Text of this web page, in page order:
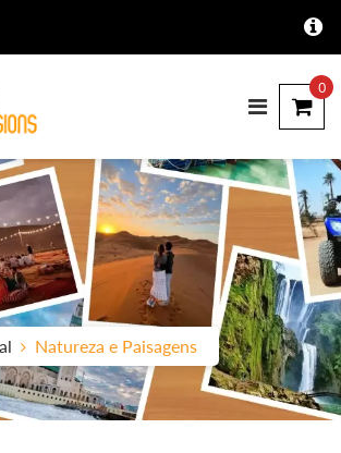
0
Natureza e Paisagens